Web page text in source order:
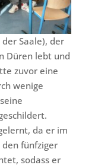
Saale), der
Düren lebt und
zuvor eine
wenige
da er im
fünfziger
sodass er